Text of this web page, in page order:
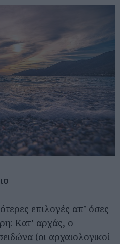
επιλογές απ’ όσες
Κατ’ αρχάς, ο
(οι αρχαιολογικοί